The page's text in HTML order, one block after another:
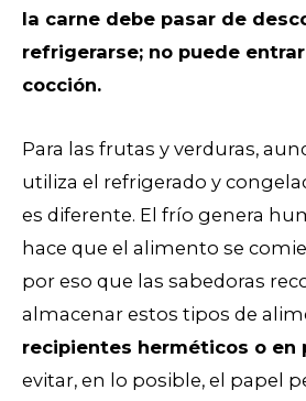
la carne debe pasar de
refrigerarse; no puede
cocción.
Para las frutas y verduras,
utiliza el refrigerado y
es diferente. El frío genera
hace que el alimento se
por eso que las sabedoras
almacenar estos tipos de
recipientes herméticos o en
evitar, en lo posible, el papel